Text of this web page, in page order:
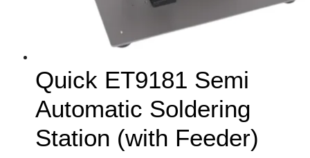
Quick ET9181 Semi
Automatic Soldering
Station (with Feeder)